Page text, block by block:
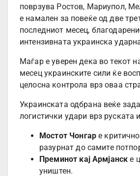
поврзува Ростов, Мариупол,
е намален за повеќе од две
последниот месец,
интензивната украинска
Маѓар е уверен дека во текот
месец украинските сили ќе
целосна контрола врз оваа
Украинската одбрана веќе
логистички удари врз руската
Мостот Чонгаре
разурнат до самите
Преминот кај Армјанск е
уништен.